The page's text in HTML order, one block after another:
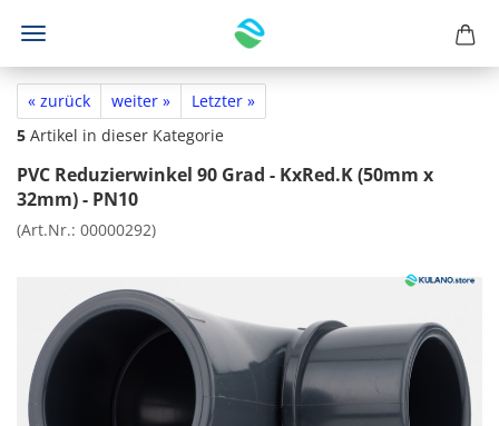
« zurück weiter »
Letzter »
5 Artikel in dieser Kategorie
PVC Reduzierwinkel 90 Grad - KxRed.K (50mm x
32mm) - PN10
(Art.Nr.: 00000292)